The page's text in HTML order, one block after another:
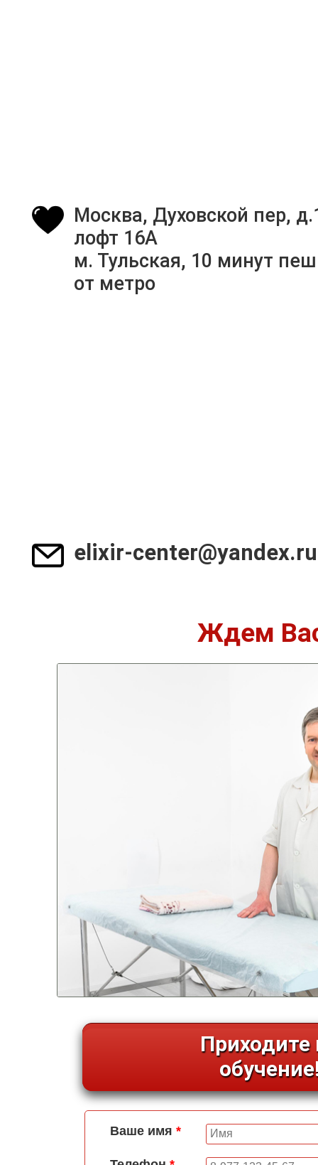
Москва, Духовской пер,
лофт 16А
м. Тульская, 10 минут
от метро
elixir-center@yandex.ru
Ждем
Приходите
Ваше имя *